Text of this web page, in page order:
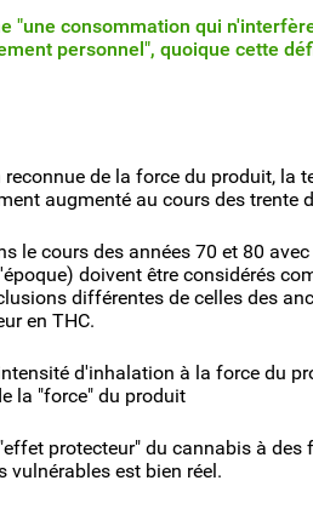
"une consommation qui
personnel", quoique cette
de la force du produit, la
augmenté au cours des trente
le cours des années 70 et 80
doivent être considérés
différentes de celles des
en THC.
d'inhalation à la force du
la "force" du produit
protecteur" du cannabis à des
vulnérables est bien réel.